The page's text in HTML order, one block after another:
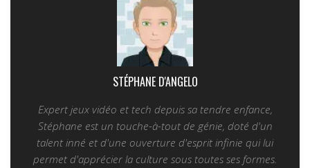
STÉPHANE D'ANGELO
Expert jeux vidéo et tech depuis sa tendre enfance,
Stéphane est un touche-à-tout de génie, doté d'un
talent inné et d'une ouverture d'esprit infinie qui lui
permet d'apprécier la culture sous toutes ses formes.